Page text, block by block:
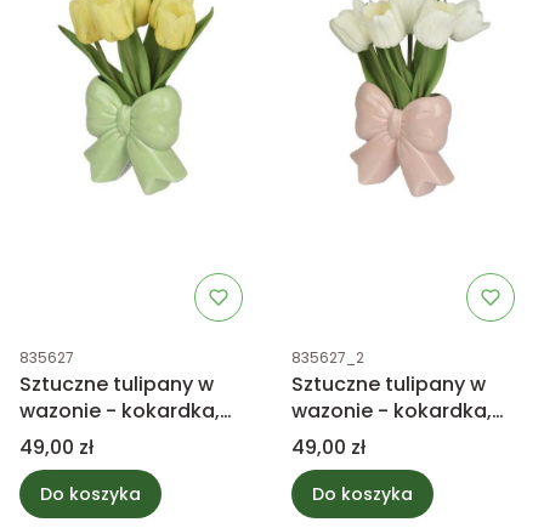
Kod produktu
835627
Sztuczne tulipany w
wazonie - kokardka,
zielona 23cm
Cena
49,00 zł
Do koszyka
Kod produktu
835627_2
Sztuczne tulipany w
wazonie - kokardka,
różowe 23cm
Cena
49,00 zł
Do koszyka